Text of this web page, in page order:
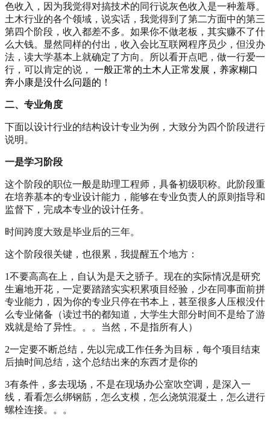
色收入，因为我觉得对搞技术的同行说灰色收入是一种羞辱。
土木行业的各个领域，说实话，我觉得到了第二方面中的第三
第四个阶段，收入都差不多。如果你不做老板，其实赚不了什
么大钱。显然同样的付出，收入会比互联网程序员少，但没办
法，读大学基本上就确定了方向。所以看开点吧，做一行爱一
行，可以肯定的说， 一般正常的土木人正常发展，养家糊口
奔小康是没什么问题的！
二、专业角度
下面以设计行业的结构设计专业为例，大致分为四个阶段进行
说明。
一是学习阶段
这个阶段的职位一般是助理工程师，具备初级职称。此阶段重
在培养基本的专业设计能力，能够在专业负责人的原则指导和
监督下，完成本专业的设计任务。
时间跨度大致是毕业后的三年。
这个阶段很关键，也很累，我提醒五个地方：
1不要高高在上，自认为是天之骄子。现在的实际情况是研究
生遍地开花，一定要踏踏实实积累项目经验，少在同事面前拼
专业能力，因为你的专业只停在书本上，甚至很多人压根没什
么专业储备（读过书的都知道，大学生大部分时间不是给了游
戏就是给了异性。。。当然，不是指所有人）
2一定要不断总结，先以完成工作任务为目标，每个项目结束
后抽时间总结，这个总结出来的东西才是你的
3有条件，多去现场，不是在现场办公室吹空调，是深入一
线，看看怎么绑钢筋，怎么支模，怎么浇筑混凝土，怎么进行
螺栓连接。。。